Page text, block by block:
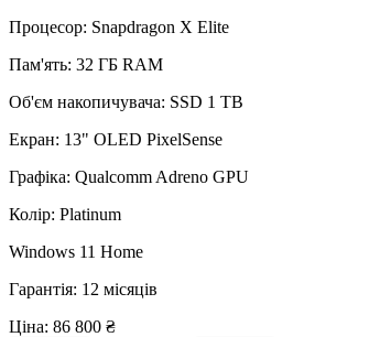
Процесор: Snapdragon X Elite
Пам'ять: 32 ГБ RAM
Об'єм накопичувача: SSD 1 TB
Екран: 13" OLED PixelSense
Графіка: Qualcomm Adreno GPU
Колір: Platinum
Windows 11 Home
Гарантія: 12 місяців
Ціна: 86 800 ₴